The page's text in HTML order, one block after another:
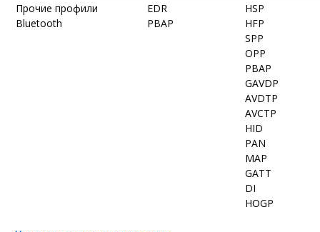
Прочие профили
Bluetooth
EDR
PBAP
HSP
HFP
SPP
OPP
PBAP
GAVDP
AVDTP
AVCTP
HID
PAN
MAP
GATT
DI
HOGP